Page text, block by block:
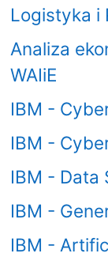
Logistyka i
Analiza
WAIiE
IBM -
IBM -
IBM - Data
IBM -
IBM -